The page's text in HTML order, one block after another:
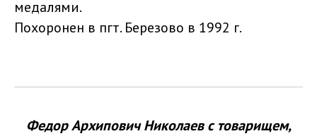
медалями.
Похоронен в пгт. Березово в 1992 г.
Федор Архипович Николаев с товарищем,